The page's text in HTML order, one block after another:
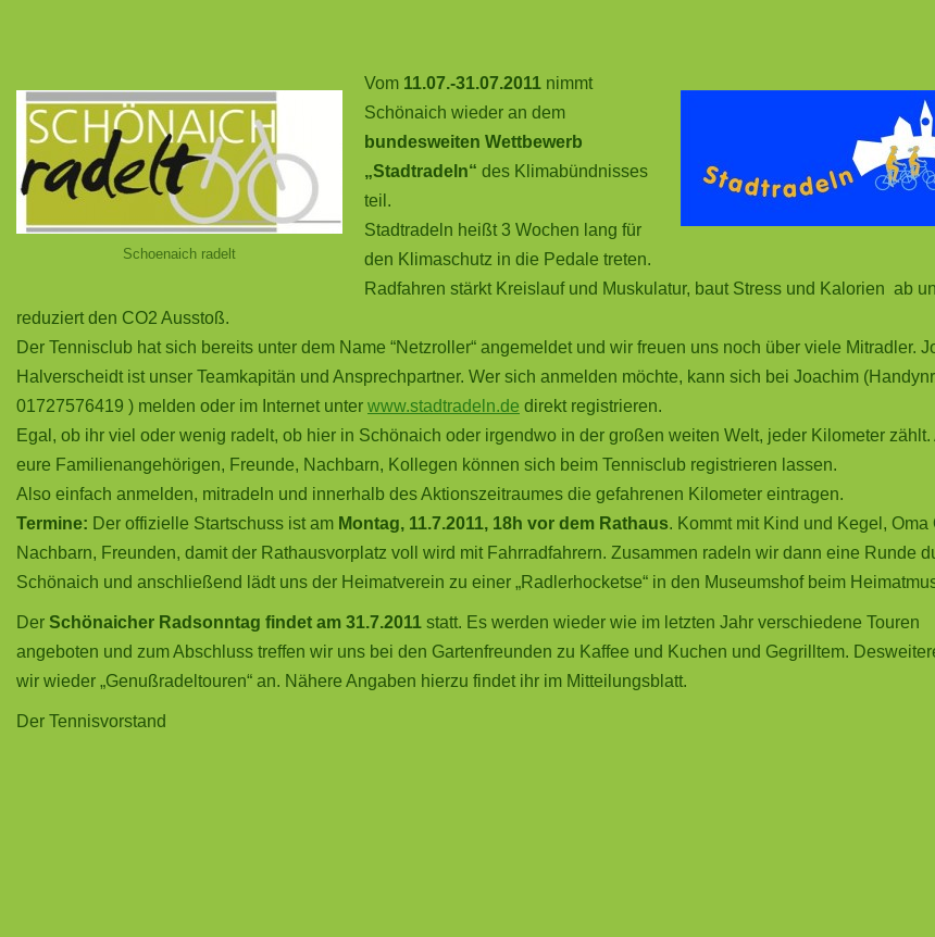
Schoenaich radelt
Vom 11.07.-31.07.2011 nimmt
Schönaich wieder an dem
bundesweiten Wettbewerb
„Stadtradeln“ des Klimabündnisses
teil.
Stadtradeln heißt 3 Wochen lang für
den Klimaschutz in die Pedale treten.
Radfahren stärkt Kreislauf und Muskulatur, baut Stress und Kalorien ab
reduziert den CO2 Ausstoß.
Der Tennisclub hat sich bereits unter dem Name “Netzroller“ angemeldet und wir freuen uns noch über viele Mitradler.
Halverscheidt ist unser Teamkapitän und Ansprechpartner. Wer sich anmelden möchte, kann sich bei Joachim
01727576419 ) melden oder im Internet unter www.stadtradeln.de direkt registrieren.
Egal, ob ihr viel oder wenig radelt, ob hier in Schönaich oder irgendwo in der großen weiten Welt, jeder Kilometer zählt.
eure Familienangehörigen, Freunde, Nachbarn, Kollegen können sich beim Tennisclub registrieren lassen.
Also einfach anmelden, mitradeln und innerhalb des Aktionszeitraumes die gefahrenen Kilometer eintragen.
Termine: Der offizielle Startschuss ist am Montag, 11.7.2011, 18h vor dem Rathaus. Kommt mit Kind und Kegel, Oma
Nachbarn, Freunden, damit der Rathausvorplatz voll wird mit Fahrradfahrern. Zusammen radeln wir dann eine Runde
Schönaich und anschließend lädt uns der Heimatverein zu einer „Radlerhocketse“ in den Museumshof beim
Der Schönaicher Radsonntag findet am 31.7.2011 statt. Es werden wieder wie im letzten Jahr verschiedene Touren
angeboten und zum Abschluss treffen wir uns bei den Gartenfreunden zu Kaffee und Kuchen und Gegrilltem.
wir wieder „Genußradeltouren“ an. Nähere Angaben hierzu findet ihr im Mitteilungsblatt.
Der Tennisvorstand